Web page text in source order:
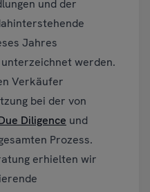
und der
Jahres
werden.
Verkäufer
bei der von
Diligence und
Prozess.
erhielten wir